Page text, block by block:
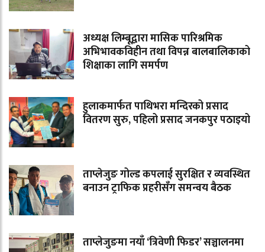
अध्यक्ष लिम्बूद्वारा मासिक पारिश्रमिक
अभिभावकविहीन तथा विपन्न बालबालिकाको
शिक्षाका लागि समर्पण
हुलाकमार्फत पाथिभरा मन्दिरको प्रसाद
वितरण सुरु, पहिलो प्रसाद जनकपुर पठाइयो
ताप्लेजुङ गोल्ड कपलाई सुरक्षित र व्यवस्थित
बनाउन ट्राफिक प्रहरीसँग समन्वय बैठक
ताप्लेजुङमा नयाँ ‘त्रिवेणी फिडर’ सञ्चालनमा